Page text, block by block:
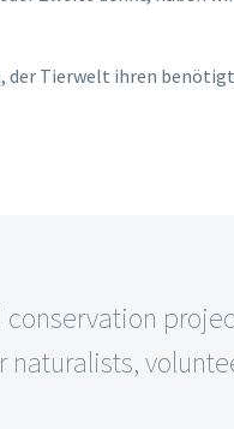
der Tierwelt ihren